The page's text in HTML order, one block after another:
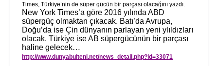
Times, Türkiye’nin de süper gücün bir parçası olacağını yazdı.
New York Times’a göre 2016 yılında ABD
süpergüç olmaktan çıkacak. Batı’da Avrupa,
Doğu’da ise Çin dünyanın parlayan yeni ylıldızları
olacak. Türkiye ise AB süpergücünün bir parçası
haline gelecek…
http://www.dunyabulteni.net/news_detail.php?id=33071